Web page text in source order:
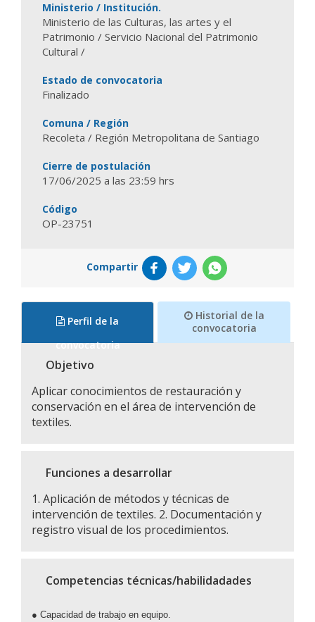
Ministerio / Institución.
Ministerio de las Culturas, las artes y el
Patrimonio / Servicio Nacional del Patrimonio
Cultural /
Estado de convocatoria
Finalizado
Comuna / Región
Recoleta / Región Metropolitana de Santiago
Cierre de postulación
17/06/2025 a las 23:59 hrs
Código
OP-23751
Compartir
Perfil de la
convocatoria
Historial de la
convocatoria
Objetivo
Aplicar conocimientos de restauración y
conservación en el área de intervención de
textiles.
Funciones a desarrollar
1. Aplicación de métodos y técnicas de
intervención de textiles. 2. Documentación y
registro visual de los procedimientos.
Competencias técnicas/habilidadades
● Capacidad de trabajo en equipo.